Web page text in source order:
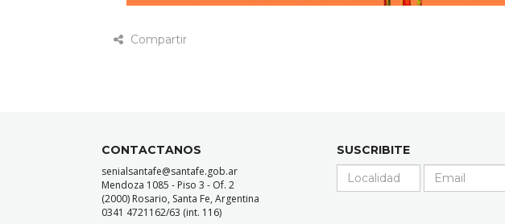
Compartir
CONTACTANOS
senialsantafe@santafe.gob.ar
Mendoza 1085 - Piso 3 - Of. 2
(2000) Rosario, Santa Fe, Argentina
0341 4721162/63 (int. 116)
SUSCRIBITE